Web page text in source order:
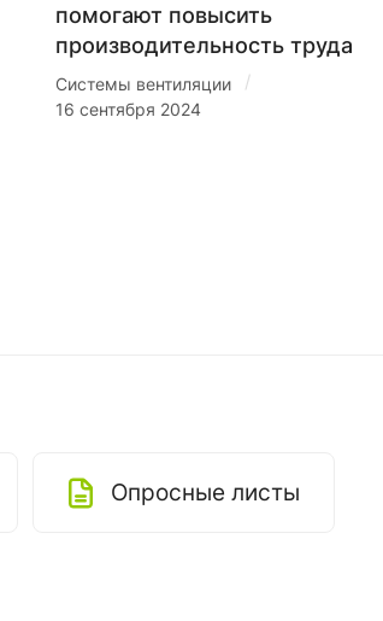
помогают повысить
производительность труда
Системы вентиляции /
16 сентября 2024
Опросные листы